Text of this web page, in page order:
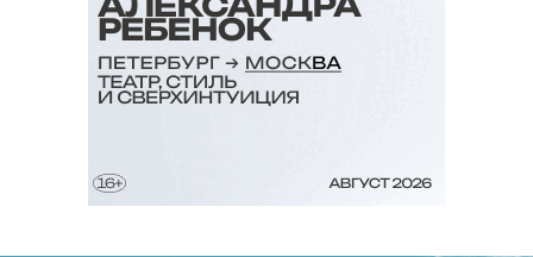
криминальный сериал нулевых?
Пройдите наш тест на знание культовых
проектов нулевых (и немного конца 1990-х),